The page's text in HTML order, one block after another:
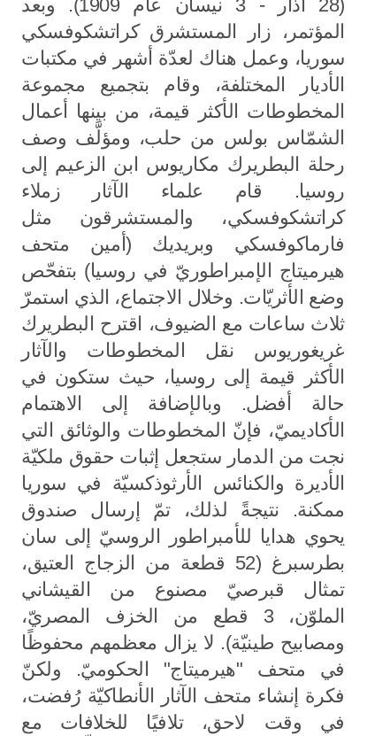
(28 أذار - 3 نيسان عام 1909). وبعد
المؤتمر، زار المستشرق كراتشكوفسكي
سوريا، وعمل هناك لعدّة أشهر في مكتبات
الأديار المختلفة، وقام بتجميع مجموعة
المخطوطات الأكثر قيمة، من بينها أعمال
الشمّاس بولس من حلب، ومؤلَّف وصف
رحلة البطريرك مكاريوس ابن الزعيم إلى
روسيا. قام علماء الآثار زملاء
كراتشكوفسكي، والمستشرقون مثل
فارماكوفسكي وبريديك (أمين متحف
هيرميتاج الإمبراطوريّ في روسيا) بتفحّص
وضع الأثريّات. وخلال الاجتماع، الذي استمرّ
ثلاث ساعات مع الضيوف، اقترح البطريرك
غريغوريوس نقل المخطوطات والآثار
الأكثر قيمة إلى روسيا، حيث ستكون في
حالة أفضل. وبالإضافة إلى الاهتمام
الأكاديميّ، فإنّ المخطوطات والوثائق التي
نجت من الدمار ستجعل إثبات حقوق ملكيّة
الأديرة والكنائس الأرثوذكسيّة في سوريا
ممكنة. نتيجةً لذلك، تمّ إرسال صندوق
يحوي هدايا للأمبراطور الروسيّ إلى سان
بطرسبرغ (52 قطعة من الزجاج العتيق،
تمثال قبرصيّ مصنوع من القيشاني
الملوّن، 3 قطع من الخزف المصريّ،
ومصابيح طينيّة). لا يزال معظمهم محفوظًا
في متحف "هيرميتاج" الحكوميّ. ولكنّ
فكرة إنشاء متحف الآثار الأنطاكيّة رُفضت،
في وقت لاحق، تلافيًا للخلافات مع